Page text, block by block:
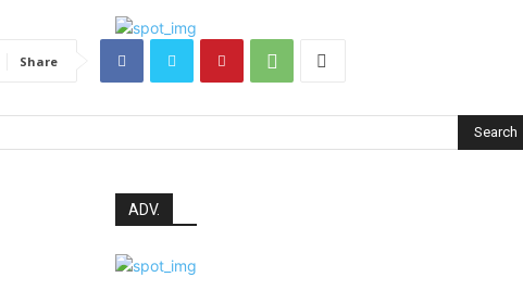
Share
Search
ADV.